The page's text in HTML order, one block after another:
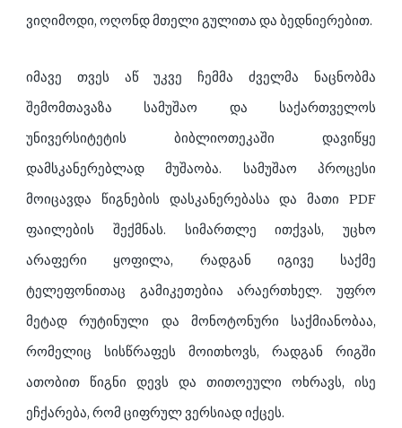
ვიღიმოდი, ოღონდ მთელი გულითა და ბედნიერებით.
იმავე თვეს აწ უკვე ჩემმა ძველმა ნაცნობმა
შემომთავაზა სამუშაო და საქართველოს
უნივერსიტეტის ბიბლიოთეკაში დავიწყე
დამსკანერებლად მუშაობა. სამუშაო პროცესი
მოიცავდა წიგნების დასკანერებასა და მათი PDF
ფაილების შექმნას. სიმართლე ითქვას, უცხო
არაფერი ყოფილა, რადგან იგივე საქმე
ტელეფონითაც გამიკეთებია არაერთხელ. უფრო
მეტად რუტინული და მონოტონური საქმიანობაა,
რომელიც სისწრაფეს მოითხოვს, რადგან რიგში
ათობით წიგნი დევს და თითოეული ოხრავს, ისე
ეჩქარება, რომ ციფრულ ვერსიად იქცეს.